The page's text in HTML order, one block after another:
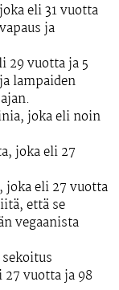
eli 31 vuotta
ja
29 vuotta ja 5
lampaiden
joka eli noin
joka eli 27
joka eli 27 vuotta
että se
vegaanista
27 vuotta ja 98